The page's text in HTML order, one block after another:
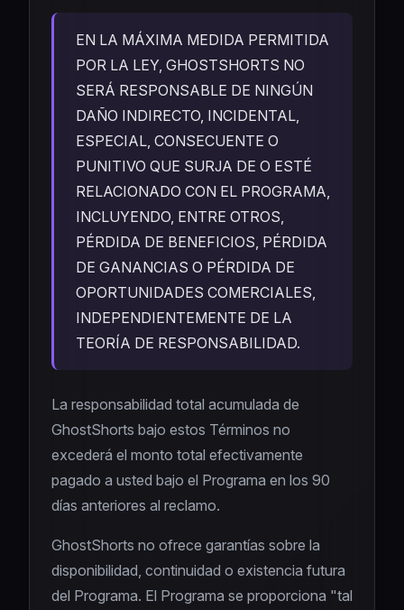
EN LA MÁXIMA MEDIDA PERMITIDA
POR LA LEY, GHOSTSHORTS NO
SERÁ RESPONSABLE DE NINGÚN
DAÑO INDIRECTO, INCIDENTAL,
ESPECIAL, CONSECUENTE O
PUNITIVO QUE SURJA DE O ESTÉ
RELACIONADO CON EL PROGRAMA,
INCLUYENDO, ENTRE OTROS,
PÉRDIDA DE BENEFICIOS, PÉRDIDA
DE GANANCIAS O PÉRDIDA DE
OPORTUNIDADES COMERCIALES,
INDEPENDIENTEMENTE DE LA
TEORÍA DE RESPONSABILIDAD.
La responsabilidad total acumulada de
GhostShorts bajo estos Términos no
excederá el monto total efectivamente
pagado a usted bajo el Programa en los 90
días anteriores al reclamo.
GhostShorts no ofrece garantías sobre la
disponibilidad, continuidad o existencia futura
del Programa. El Programa se proporciona "tal